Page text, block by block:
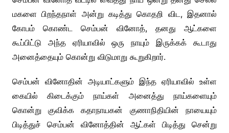
மகளை பிறந்தநாள் அன்று கடித்து கொதறி விட, இதனால்
கோபம் கொண்ட செம்பன் வினோத், தனது ஆட்களை
கூப்பிட்டு அந்த ஏரியாவில் ஒரு நாயும் இருக்கக் கூடாது
அனைத்தையும் கொன்று விடுமாறு கூறுகிறார்.
செம்பன் வினோதின் அடியாட்களும் இந்த ஏரியாவில் உள்ள
கையில் கிடைக்கும் நாய்கள் அனைத்து நாய்களையும்
கொன்று குவிக்க கதாநாயகன் குணாநிதியின் நாயையும்
பிடித்துச் செம்பன் வினோத்தின் ஆட்கள் பிடித்து சென்று